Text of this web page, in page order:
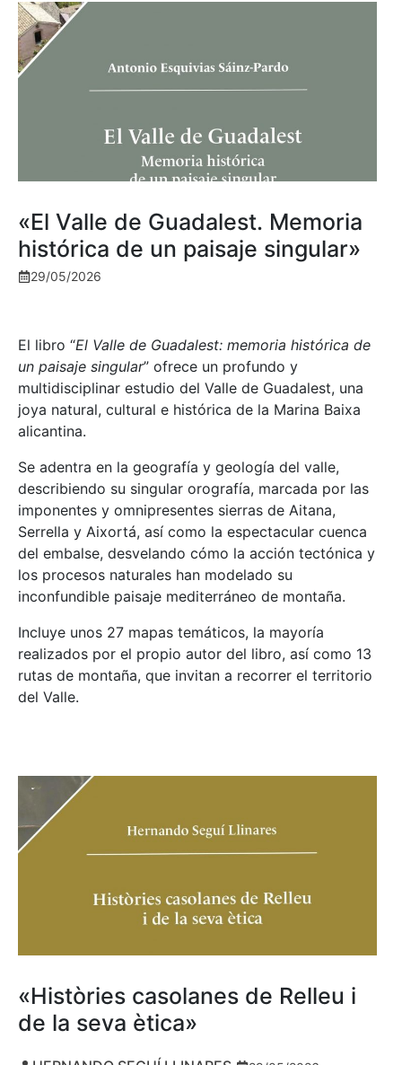
«El Valle de Guadalest. Memoria
histórica de un paisaje singular»
29/05/2026
El libro “El Valle de Guadalest: memoria histórica de
un paisaje singular” ofrece un profundo y
multidisciplinar estudio del Valle de Guadalest, una
joya natural, cultural e histórica de la Marina Baixa
alicantina.
Se adentra en la geografía y geología del valle,
describiendo su singular orografía, marcada por las
imponentes y omnipresentes sierras de Aitana,
Serrella y Aixortá, así como la espectacular cuenca
del embalse, desvelando cómo la acción tectónica y
los procesos naturales han modelado su
inconfundible paisaje mediterráneo de montaña.
Incluye unos 27 mapas temáticos, la mayoría
realizados por el propio autor del libro, así como 13
rutas de montaña, que invitan a recorrer el territorio
del Valle.
«Històries casolanes de Relleu i
de la seva ètica»